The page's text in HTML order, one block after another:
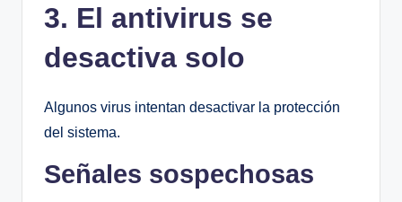
3. El antivirus se
desactiva solo
Algunos virus intentan desactivar la protección
del sistema.
Señales sospechosas